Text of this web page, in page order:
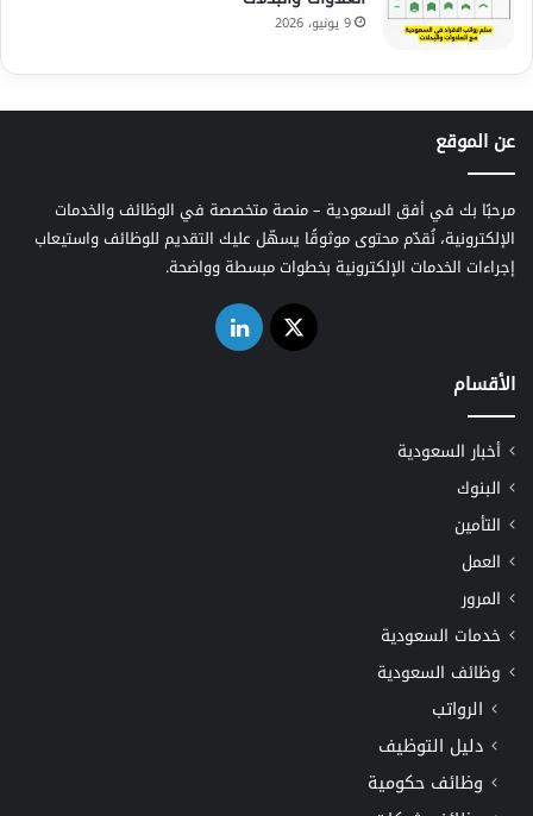
9 يونيو، 2026
عن الموقع
مرحبًا بك في أفق السعودية – منصة متخصصة في الوظائف والخدمات
الإلكترونية، نُقدّم محتوى موثوقًا يسهّل عليك التقديم للوظائف واستيعاب
إجراءات الخدمات الإلكترونية بخطوات مبسطة وواضحة.
‫X لينكدإن
الأقسام
أخبار السعودية
البنوك
التأمين
العمل
المرور
خدمات السعودية
وظائف السعودية
الرواتب
دليل التوظيف
وظائف حكومية